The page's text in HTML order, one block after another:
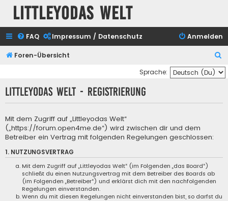
Littleyodas Welt
FAQ Impressum / Datenschutz Anmelden
Foren-Übersicht
u
c
Sprache:
Littleyodas Welt - Registrierung
Mit dem Zugriff auf „Littleyodas Welt“
(„https://forum.open4me.de“) wird zwischen dir und dem
Betreiber ein Vertrag mit folgenden Regelungen geschlossen:
1. NUTZUNGSVERTRAG
Mit dem Zugriff auf „Littleyodas Welt“ (im Folgenden „das Board“)
schließt du einen Nutzungsvertrag mit dem Betreiber des Boards ab
(im Folgenden „Betreiber“) und erklärst dich mit den nachfolgenden
Regelungen einverstanden.
Wenn du mit diesen Regelungen nicht einverstanden bist, so darfst du